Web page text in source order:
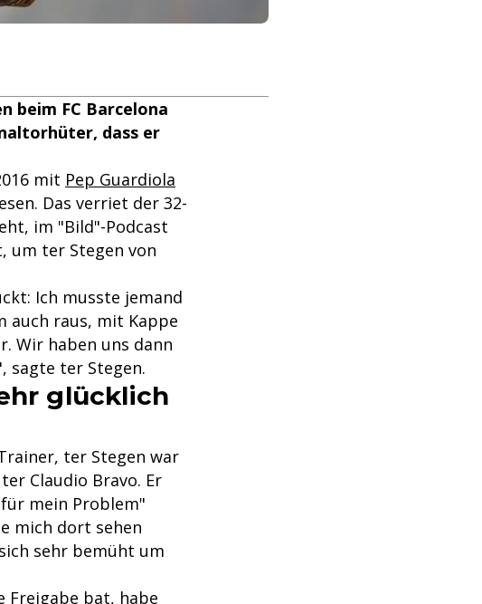
beim FC Barcelona
dass er
mit Pep Guardiola
Das verriet der 32-
im "Bild"-Podcast
um ter Stegen von
Ich musste jemand
auch raus, mit Kappe
Wir haben uns dann
sagte ter Stegen.
glücklich
ter Stegen war
Claudio Bravo. Er
mein Problem"
mich dort sehen
sehr bemüht um
Freigabe bat, habe